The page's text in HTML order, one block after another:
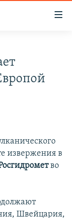
извержения в
во
Швейцария,